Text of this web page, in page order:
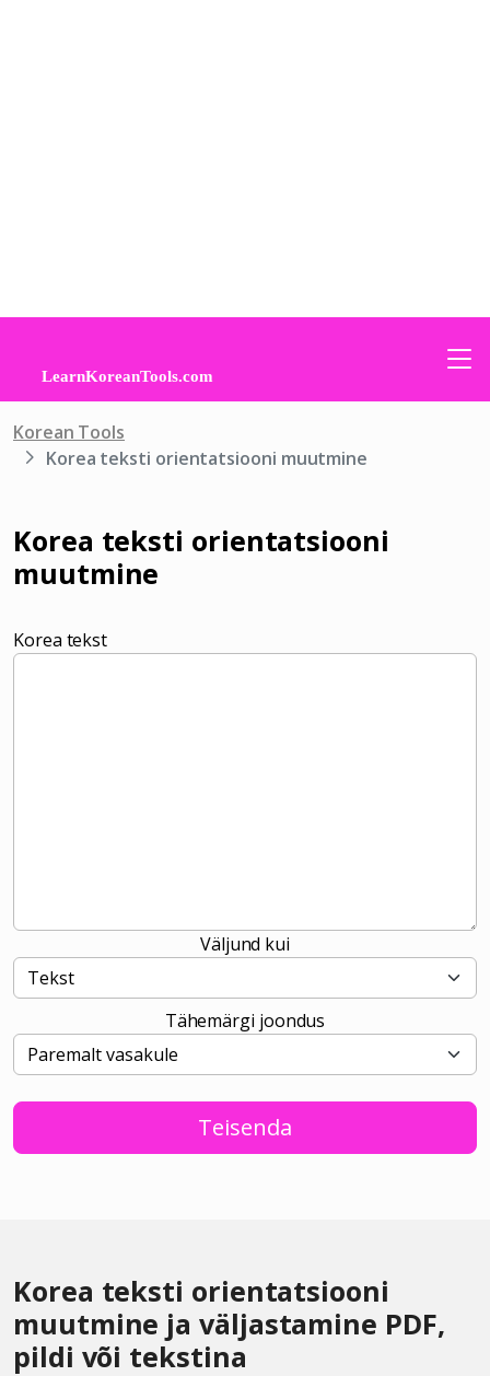
Korean Tools
Korea teksti orientatsiooni muutmine
Korea teksti orientatsiooni
muutmine
Korea tekst
Väljund kui
Tähemärgi joondus
Teisenda
Korea teksti orientatsiooni
muutmine ja väljastamine PDF,
pildi või tekstina